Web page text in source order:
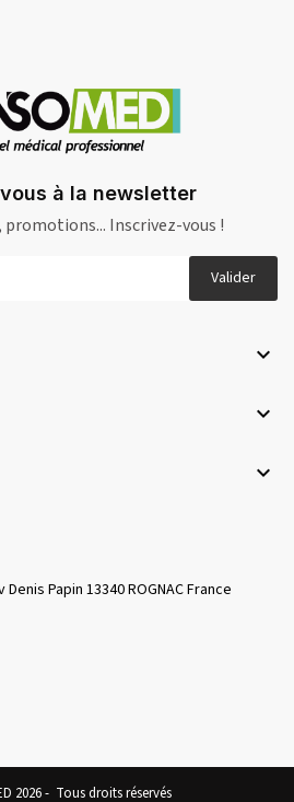
à la newsletter
promotions... Inscrivez-vous !
Valider



Denis Papin 13340 ROGNAC France
2026 - Tous droits réservés